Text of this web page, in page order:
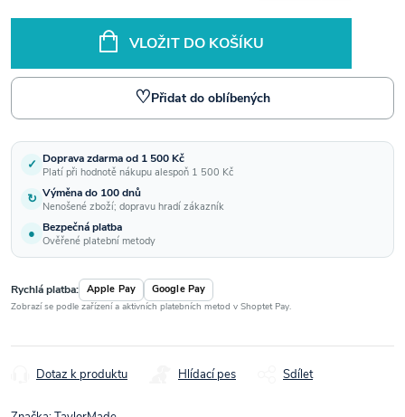
VLOŽIT DO KOŠÍKU
♡Přidat do oblíbených
✓ Doprava zdarma od 1 500 Kč
Platí při hodnotě nákupu alespoň 1 500 Kč
↻ Výměna do 100 dnů
Nenošené zboží; dopravu hradí zákazník
● Bezpečná platba
Ověřené platební metody
Rychlá platba: Apple Pay Google Pay
Zobrazí se podle zařízení a aktivních platebních metod v Shoptet Pay.
Dotaz k produktu Hlídací pes Sdílet